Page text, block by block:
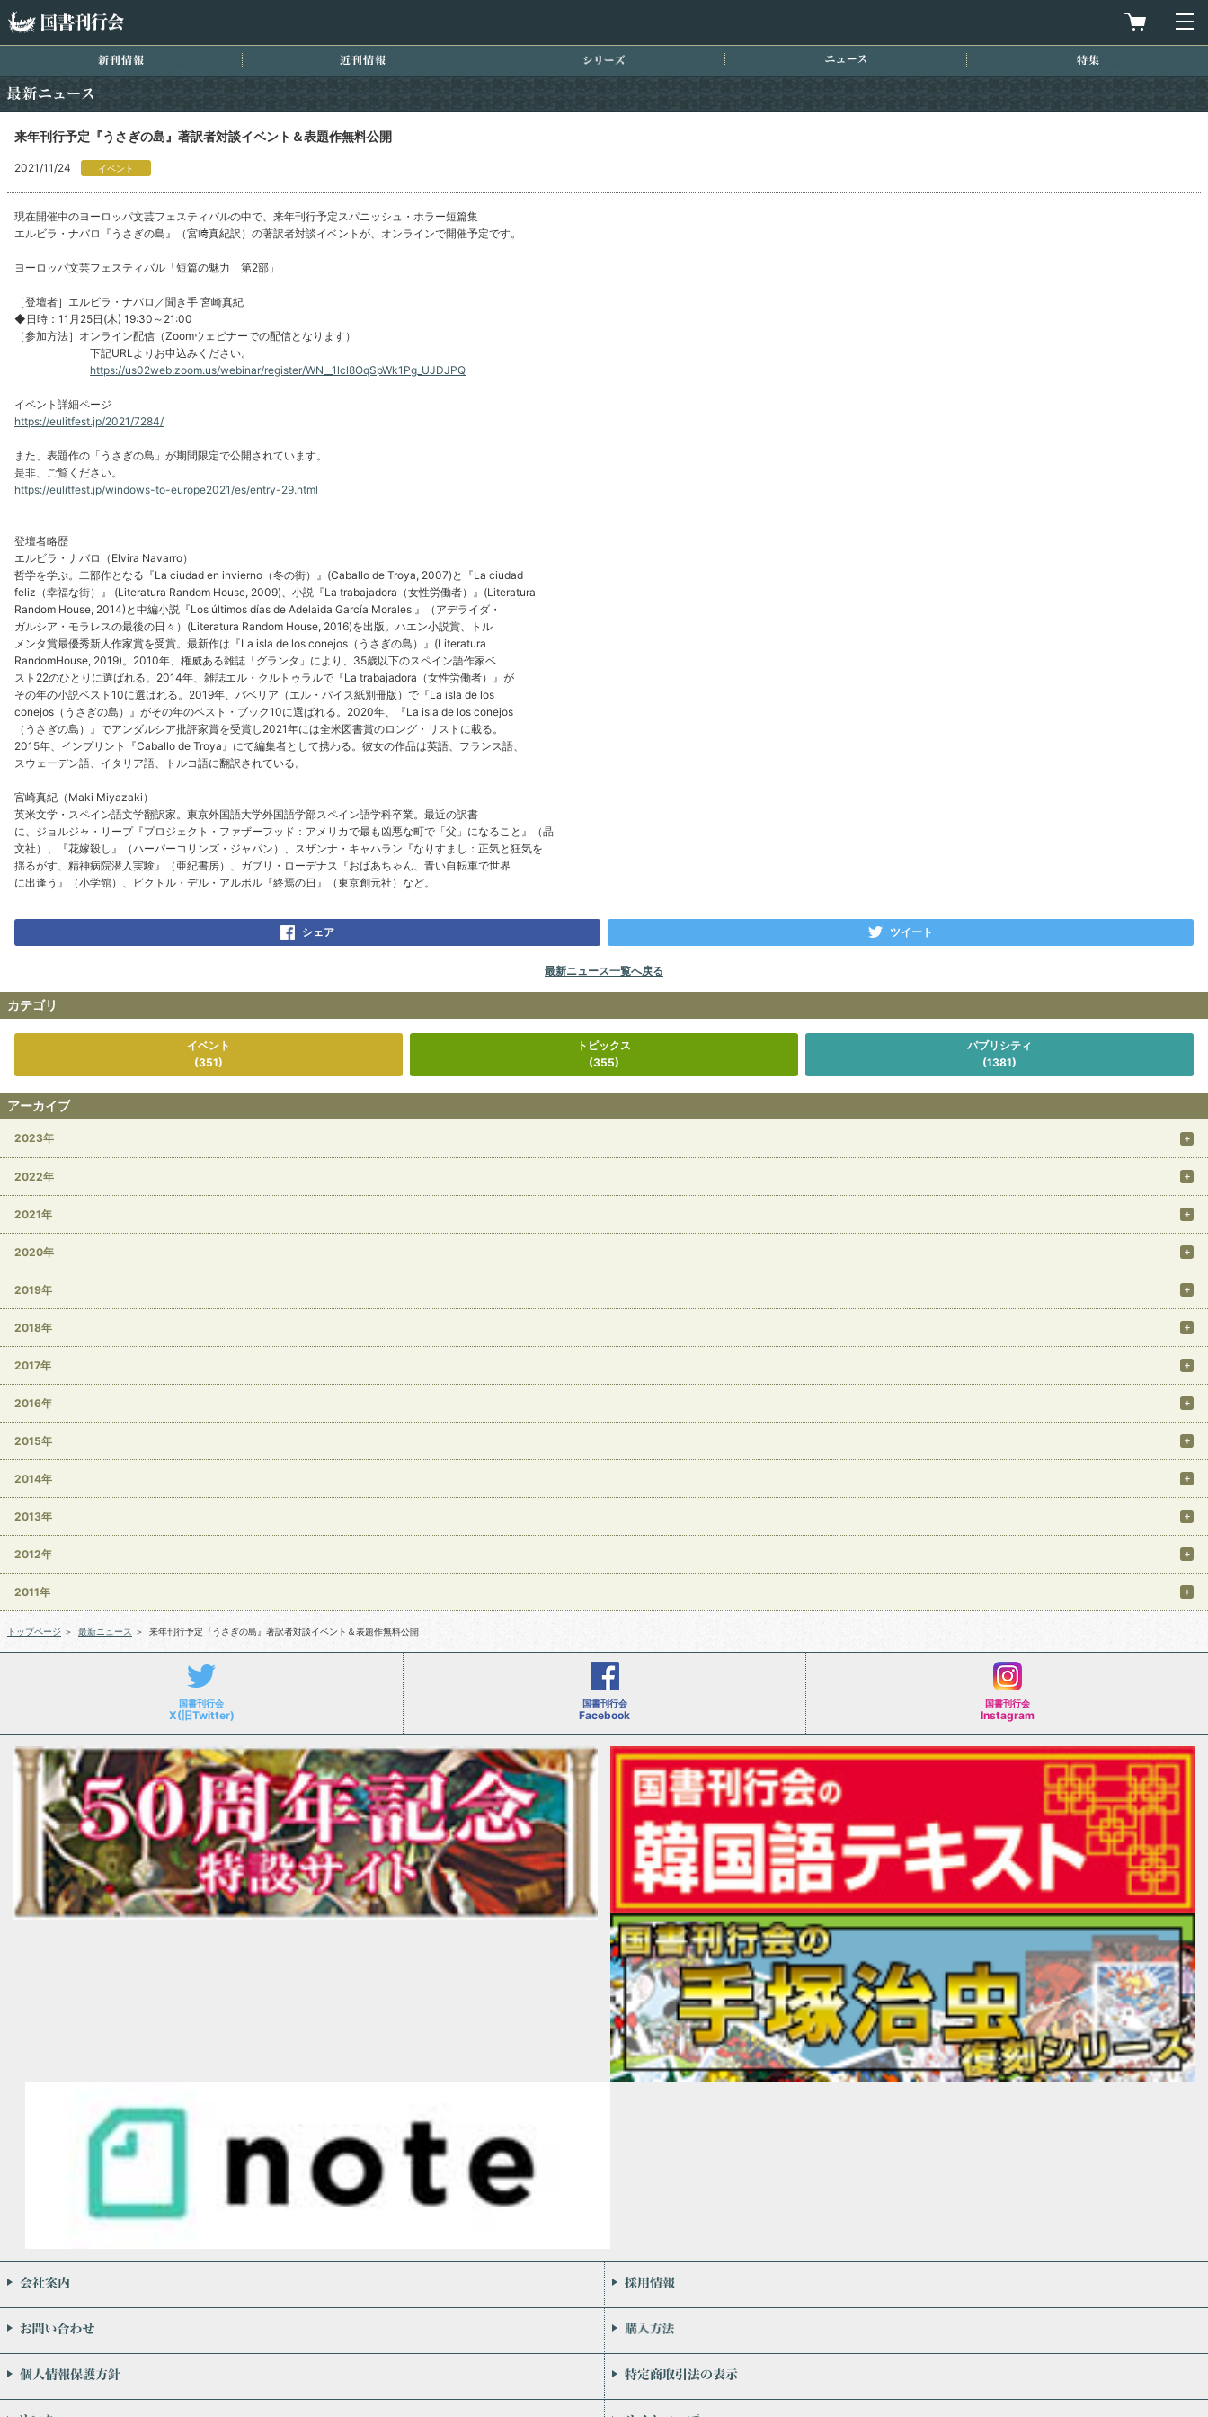
買物カゴを
新刊情報 特集
来年刊行予定『うさぎの島』著訳者対談イベント＆表題作無料公開
2021/11/24 イベント
現在開催中のヨーロッパ文芸フェスティバルの中で、来年刊行予定スパニッシュ・ホラー短篇集
エルビラ・ナバロ『うさぎの島』（宮﨑真紀訳）の著訳者対談イベントが、オンラインで開催予定です。
ヨーロッパ文芸フェスティバル「短篇の魅力 第2部」
［登壇者］エルビラ・ナバロ／聞き手 宮崎真紀
◆日時：11月25日(木) 19:30～21:00
［参加方法］オンライン配信（Zoomウェビナーでの配信となります）
下記URLよりお申込みください。
https://us02web.zoom.us/webinar/register/WN__1lcl8OqSpWk1Pg_UJDJPQ
イベント詳細ページ
https://eulitfest.jp/2021/7284/
また、表題作の「うさぎの島」が期間限定で公開されています。
是非、ご覧ください。
https://eulitfest.jp/windows-to-europe2021/es/entry-29.html
登壇者略歴
エルビラ・ナバロ（Elvira Navarro）
哲学を学ぶ。二部作となる『La ciudad en invierno（冬の街）』(Caballo de Troya, 2007)と『La ciudad
feliz（幸福な街）』 (Literatura Random House, 2009)、小説『La trabajadora（女性労働者）』(Literatura
Random House, 2014)と中編小説『Los últimos días de Adelaida García Morales 』（アデライダ・
ガルシア・モラレスの最後の日々）(Literatura Random House, 2016)を出版。ハエン小説賞、トル
メンタ賞最優秀新人作家賞を受賞。最新作は『La isla de los conejos（うさぎの島）』(Literatura
RandomHouse, 2019)。2010年、権威ある雑誌「グランタ」により、35歳以下のスペイン語作家ベ
スト22のひとりに選ばれる。2014年、雑誌エル・クルトゥラルで『La trabajadora（女性労働者）』が
その年の小説ベスト10に選ばれる。2019年、バベリア（エル・パイス紙別冊版）で『La isla de los
conejos（うさぎの島）』がその年のベスト・ブック10に選ばれる。2020年、『La isla de los conejos
（うさぎの島）』でアンダルシア批評家賞を受賞し2021年には全米図書賞のロング・リストに載る。
2015年、インプリント『Caballo de Troya』にて編集者として携わる。彼女の作品は英語、フランス語、
スウェーデン語、イタリア語、トルコ語に翻訳されている。
宮崎真紀（Maki Miyazaki）
英米文学・スペイン語文学翻訳家。東京外国語大学外国語学部スペイン語学科卒業。最近の訳書
に、ジョルジャ・リープ『プロジェクト・ファザーフッド：アメリカで最も凶悪な町で「父」になること』（晶
文社）、『花嫁殺し』（ハーパーコリンズ・ジャパン）、スザンナ・キャハラン『なりすまし：正気と狂気を
揺るがす、精神病院潜入実験』（亜紀書房）、ガブリ・ローデナス『おばあちゃん、青い自転車で世界
に出逢う』（小学館）、ビクトル・デル・アルボル『終焉の日』（東京創元社）など。
シェア ツイート
最新ニュース一覧へ戻る
カテゴリ
イベント
(351)
トピックス
(355)
パブリシティ
(1381)
アーカイブ
2023年
2022年
2021年
2020年
2019年
2018年
2017年
2016年
2015年
2014年
2013年
2012年
2011年
トップページ ＞ 最新ニュース ＞ 来年刊行予定『うさぎの島』著訳者対談イベント＆表題作無料公開
国書刊行会
X(旧Twitter)
国書刊行会
Facebook
国書刊行会
Instagram
会社案内
お問い合わせ
個人情報保護方針
リンク